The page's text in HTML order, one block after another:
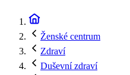
Ženské centrum
Zdraví
Duševní zdraví